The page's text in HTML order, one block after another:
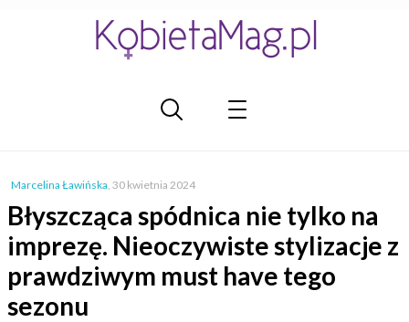
Marcelina Ławińska, 30 kwietnia 2024
Błyszcząca spódnica nie tylko na
imprezę. Nieoczywiste stylizacje z
prawdziwym must have tego
sezonu